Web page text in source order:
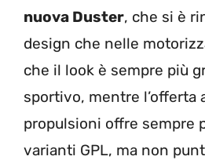
nuova Duster, che si è
design che nelle
che il look è sempre più
sportivo, mentre l’offerta
propulsioni offre sempre
varianti GPL, ma non